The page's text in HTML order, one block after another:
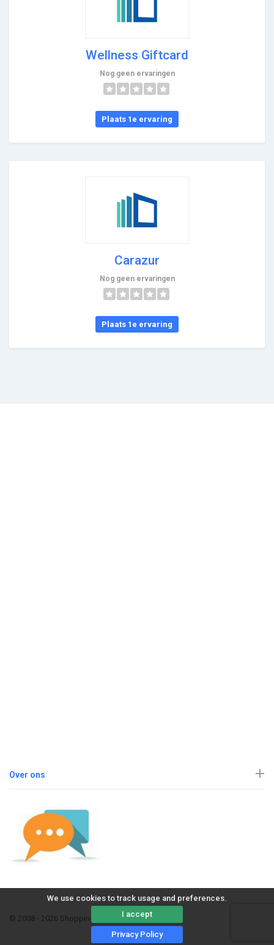
We use cookies to track usage and preferences.
I accept
Privacy Policy
Wellness Giftcard
Nog geen ervaringen
Plaats 1e ervaring
Carazur
Nog geen ervaringen
Plaats 1e ervaring
Over ons
© 2008 - 2026 ShoppingErvaring